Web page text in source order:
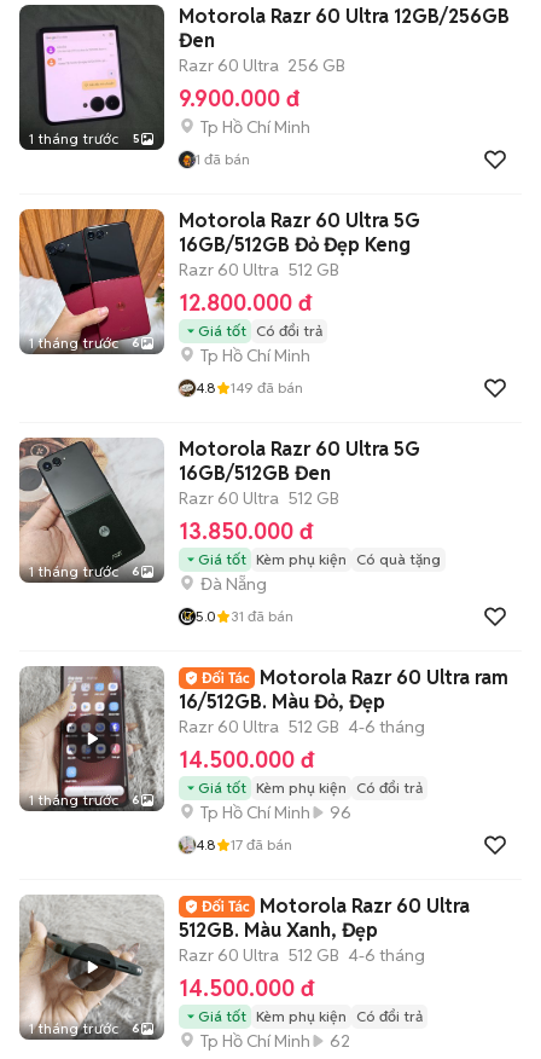
1 tháng trước 5
Motorola Razr 60 Ultra 12GB/256GB
Đen
Razr 60 Ultra 256 GB
9.900.000 đ
Tp Hồ Chí Minh
1 đã bán
1 tháng trước 6
Motorola Razr 60 Ultra 5G
16GB/512GB Đỏ Đẹp Keng
Razr 60 Ultra 512 GB
12.800.000 đ
Giá tốt Có đổi trả
Tp Hồ Chí Minh
4.8 149 đã bán
1 tháng trước 6
Motorola Razr 60 Ultra 5G
16GB/512GB Đen
Razr 60 Ultra 512 GB
13.850.000 đ
Giá tốt Kèm phụ kiện Có quà tặng
Đà Nẵng
5.0 31 đã bán
1 tháng trước 6
Motorola Razr 60 Ultra ram
16/512GB. Màu Đỏ, Đẹp
Razr 60 Ultra 512 GB 4-6 tháng
14.500.000 đ
Giá tốt Kèm phụ kiện Có đổi trả
Tp Hồ Chí Minh 96
4.8 17 đã bán
1 tháng trước 6
Motorola Razr 60 Ultra
512GB. Màu Xanh, Đẹp
Razr 60 Ultra 512 GB 4-6 tháng
14.500.000 đ
Giá tốt Kèm phụ kiện Có đổi trả
Tp Hồ Chí Minh 62